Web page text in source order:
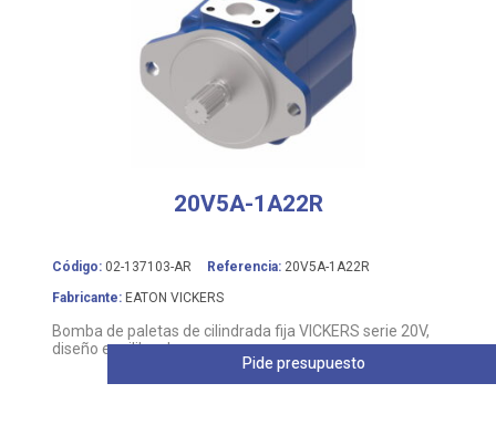
20V5A-1A22R
Código: 02-137103-AR Referencia: 20V5A-1A22R
Fabricante: EATON VICKERS
Bomba de paletas de cilindrada fija VICKERS serie 20V,
diseño equilibrado
Pide presupuesto